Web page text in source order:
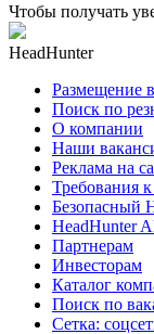
Чтобы получать
HeadHunter
Размещение
Поиск по
О компании
Наши
Реклама на
Требования
Безопасный
HeadHunter
Партнерам
Инвесторам
Каталог
Поиск по
Сетка: